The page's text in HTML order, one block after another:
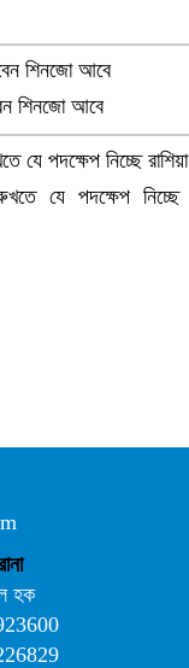
শিনজো আবে
যে পদক্ষেপ নিচ্ছে
হক